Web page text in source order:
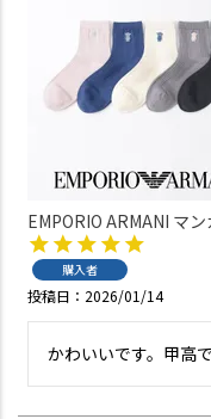
EMPORIO ARMANI マ
ディース 日本製
購入者
投稿日 2026/01/14